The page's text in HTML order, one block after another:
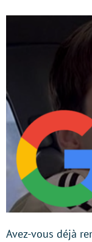
Avez-vous déjà